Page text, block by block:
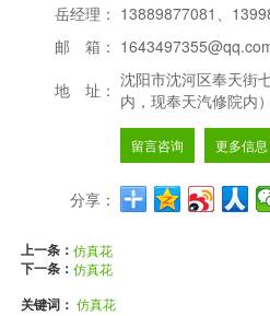
岳经理： 13889877081、
邮 箱：
地 址： 沈阳市沈河区奉天街
内，现奉天汽修院内）
留言咨询 更多信息
分享：
上一条：仿真花
下一条：仿真花
关键词：仿真花